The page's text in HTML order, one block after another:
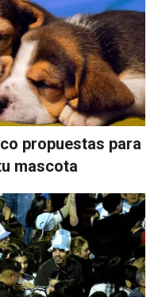
propuestas para
mascota